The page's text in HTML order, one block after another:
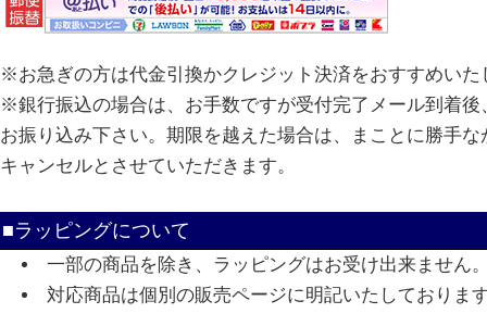
※お急ぎの方は代金引換かクレジット決済をおすすめいた
※銀行振込の場合は、お手数ですが受付完了メール到着後
お振り込み下さい。期限を越えた場合は、まことに勝手な
キャンセルとさせていただきます。
■ラッピングについて
一部の商品を除き、ラッピングはお受け出来ません
対応商品は個別の販売ページに明記いたしておりま